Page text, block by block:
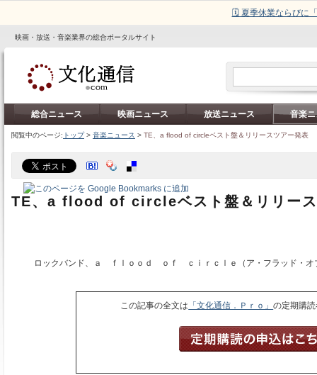
🗓️ 夏季休業ならびに
映画・放送・音楽業界の総合ポータルサイト
総合ニュース 映画ニュース 放送ニュース 音楽
閲覧中のページ: トップ> 音楽ニュース > TE、a flood of circleベスト盤＆リリースツアー発表
TE、a flood of circleベスト盤＆リリース
ロックバンド、ａ ｆｌｏｏｄ ｏｆ ｃｉｒｃｌｅ（ア・フラッド・
この記事の全文は 「文化通信．Ｐｒｏ」の定期購